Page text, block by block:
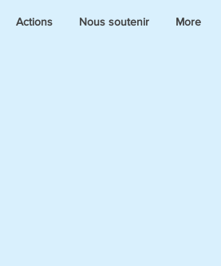
Actions Nous soutenir More